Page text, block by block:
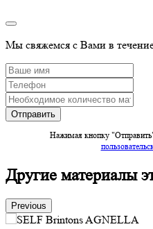
Мы свяжемся с Вами в
Нажимая кнопку
Другие материалы
Previous